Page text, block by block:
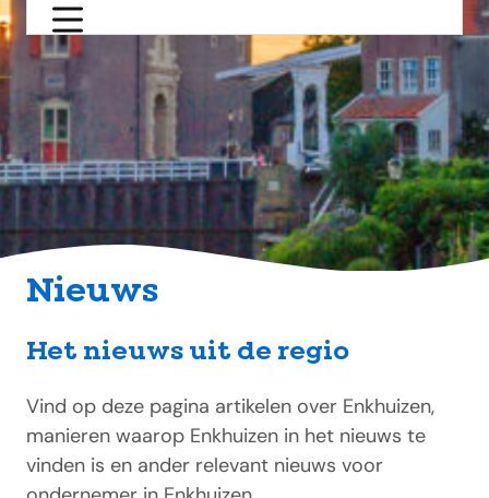
Nieuws
Het nieuws uit de regio
Vind op deze pagina artikelen over Enkhuizen,
manieren waarop Enkhuizen in het nieuws te
vinden is en ander relevant nieuws voor